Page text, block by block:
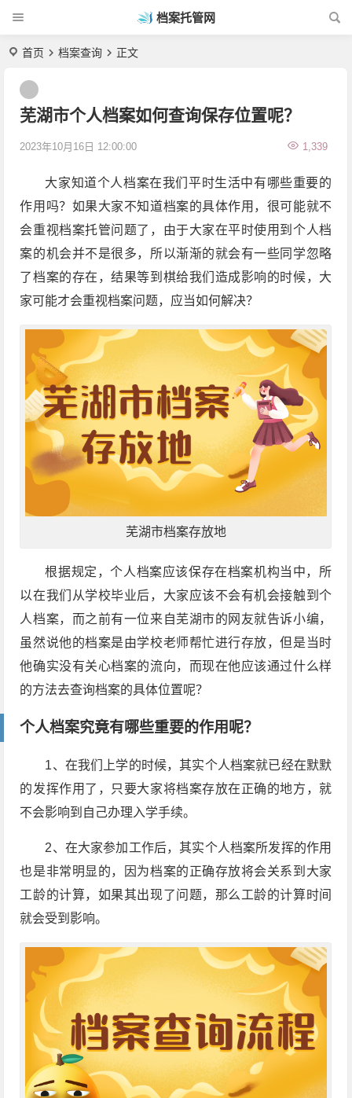
档案托管网
首页 档案查询 正文
芜湖市个人档案如何查询保存位置呢？
2023年10月16日 12:00:00 1,339
大家知道个人档案在我们平时生活中有哪些重要的
作用吗？如果大家不知道档案的具体作用，很可能就不
会重视档案托管问题了，由于大家在平时使用到个人档
案的机会并不是很多，所以渐渐的就会有一些同学忽略
了档案的存在，结果等到棋给我们造成影响的时候，大
家可能才会重视档案问题，应当如何解决？
芜湖市档案存放地
根据规定，个人档案应该保存在档案机构当中，所
以在我们从学校毕业后，大家应该不会有机会接触到个
人档案，而之前有一位来自芜湖市的网友就告诉小编，
虽然说他的档案是由学校老师帮忙进行存放，但是当时
他确实没有关心档案的流向，而现在他应该通过什么样
的方法去查询档案的具体位置呢？
个人档案究竟有哪些重要的作用呢？
1、在我们上学的时候，其实个人档案就已经在默默
的发挥作用了，只要大家将档案存放在正确的地方，就
不会影响到自己办理入学手续。
2、在大家参加工作后，其实个人档案所发挥的作用
也是非常明显的，因为档案的正确存放将会关系到大家
工龄的计算，如果其出现了问题，那么工龄的计算时间
就会受到影响。